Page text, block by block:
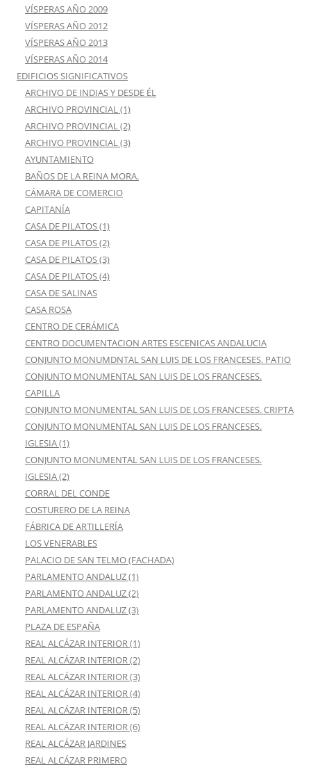
VÍSPERAS AÑO 2009
VÍSPERAS AÑO 2012
VÍSPERAS AÑO 2013
VÍSPERAS AÑO 2014
EDIFICIOS SIGNIFICATIVOS
ARCHIVO DE INDIAS Y DESDE ÉL
ARCHIVO PROVINCIAL (1)
ARCHIVO PROVINCIAL (2)
ARCHIVO PROVINCIAL (3)
AYUNTAMIENTO
BAÑOS DE LA REINA MORA.
CÁMARA DE COMERCIO
CAPITANÍA
CASA DE PILATOS (1)
CASA DE PILATOS (2)
CASA DE PILATOS (3)
CASA DE PILATOS (4)
CASA DE SALINAS
CASA ROSA
CENTRO DE CERÁMICA
CENTRO DOCUMENTACION ARTES ESCENICAS ANDALUCIA
CONJUNTO MONUMDNTAL SAN LUIS DE LOS FRANCESES. PATIO
CONJUNTO MONUMENTAL SAN LUIS DE LOS FRANCESES.
CAPILLA
CONJUNTO MONUMENTAL SAN LUIS DE LOS FRANCESES. CRIPTA
CONJUNTO MONUMENTAL SAN LUIS DE LOS FRANCESES.
IGLESIA (1)
CONJUNTO MONUMENTAL SAN LUIS DE LOS FRANCESES.
IGLESIA (2)
CORRAL DEL CONDE
COSTURERO DE LA REINA
FÁBRICA DE ARTILLERÍA
LOS VENERABLES
PALACIO DE SAN TELMO (FACHADA)
PARLAMENTO ANDALUZ (1)
PARLAMENTO ANDALUZ (2)
PARLAMENTO ANDALUZ (3)
PLAZA DE ESPAÑA
REAL ALCÁZAR INTERIOR (1)
REAL ALCÁZAR INTERIOR (2)
REAL ALCÁZAR INTERIOR (3)
REAL ALCÁZAR INTERIOR (4)
REAL ALCÁZAR INTERIOR (5)
REAL ALCÁZAR INTERIOR (6)
REAL ALCÁZAR JARDINES
REAL ALCÁZAR PRIMERO